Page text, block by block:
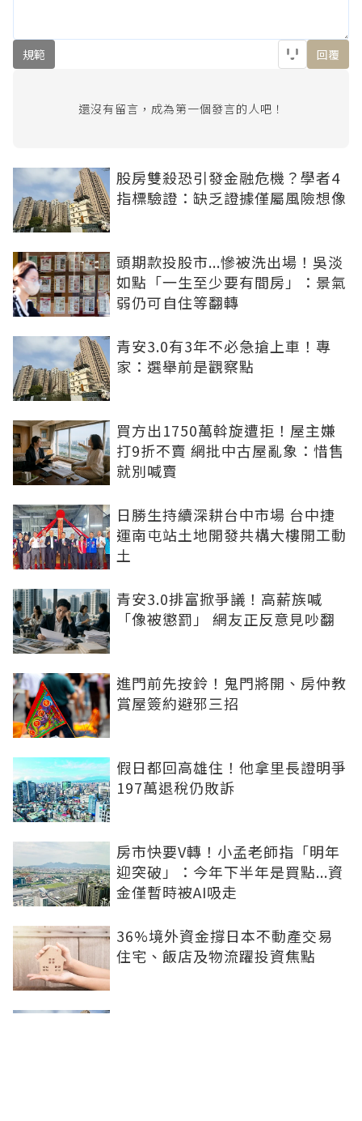
規範 回覆
還沒有留言，成為第一個發言的人吧！
股房雙殺恐引發金融危機？學者4
指標驗證：缺乏證據僅屬風險想像
頭期款投股市...慘被洗出場！吳淡
如點「一生至少要有間房」：景氣
弱仍可自住等翻轉
青安3.0有3年不必急搶上車！專
家：選舉前是觀察點
買方出1750萬斡旋遭拒！屋主嫌
打9折不賣 網批中古屋亂象：惜售
就別喊賣
日勝生持續深耕台中市場 台中捷
運南屯站土地開發共構大樓開工動
土
青安3.0排富掀爭議！高薪族喊
「像被懲罰」 網友正反意見吵翻
進門前先按鈴！鬼門將開、房仲教
賞屋簽約避邪三招
假日都回高雄住！他拿里長證明爭
197萬退稅仍敗訴
房市快要V轉！小孟老師指「明年
迎突破」：今年下半年是買點...資
金僅暫時被AI吸走
36%境外資金撐日本不動產交易
住宅、飯店及物流躍投資焦點